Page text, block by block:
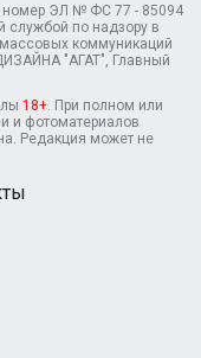
номер ЭЛ № ФС 77 - 85094
службой по надзору в
коммуникаций
"АГАТ", Главный
18+ . При полном или
и фотоматериалов
Редакция может не